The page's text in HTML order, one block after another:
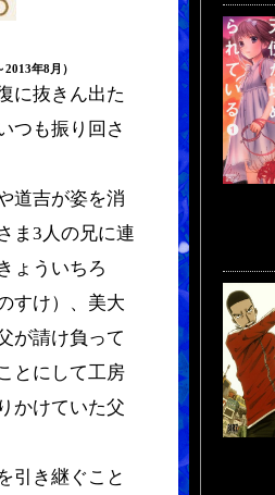
年8月）
に抜きん出た
つも振り回さ
道吉が姿を消
ま3人の兄に連
ょういちろ
すけ）、美大
が請け負って
とにして工房
かけていた父
引き継ぐこと